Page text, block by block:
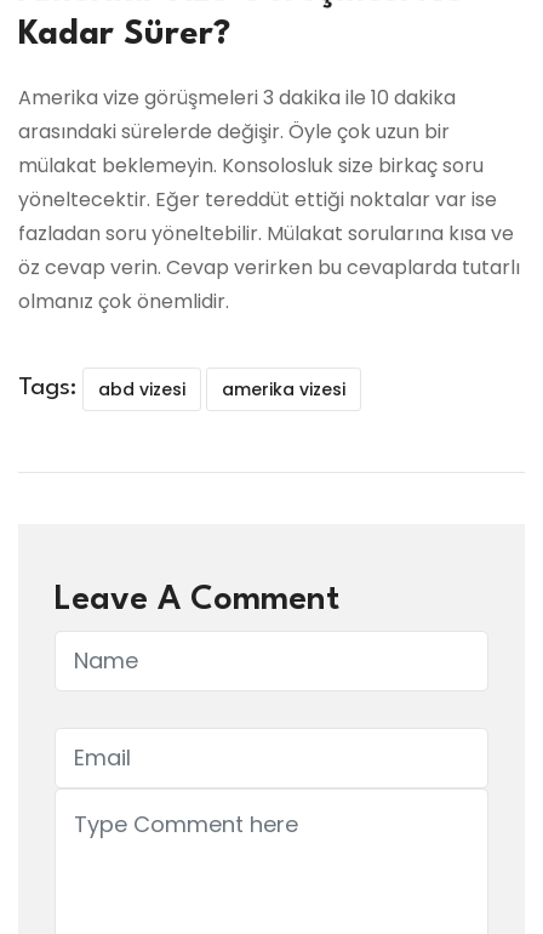
Kadar Sürer?
Amerika vize görüşmeleri 3 dakika ile 10 dakika
arasındaki sürelerde değişir. Öyle çok uzun bir
mülakat beklemeyin. Konsolosluk size birkaç soru
yöneltecektir. Eğer tereddüt ettiği noktalar var ise
fazladan soru yöneltebilir. Mülakat sorularına kısa ve
öz cevap verin. Cevap verirken bu cevaplarda tutarlı
olmanız çok önemlidir.
Tags: abd vizesi amerika vizesi
Leave A Comment